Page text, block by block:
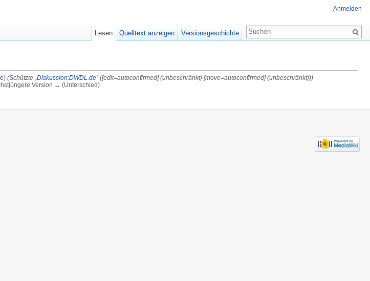
) (Schützte „ Diskussion:DWDL.de“ ([edit=autoconfirmed] (unbeschränkt) [move=autoconfirmed] (unbeschränkt)))
Version → (Unterschied)
Anmelden
Lesen Quelltext anzeigen Versionsgeschichte